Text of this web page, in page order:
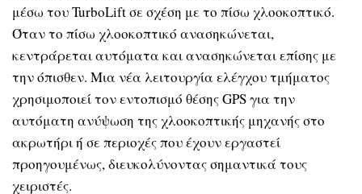
μέσω του TurboLift σε σχέση με το πίσω χλοοκοπτικό.
Όταν το πίσω χλοοκοπτικό ανασηκώνεται,
κεντράρεται αυτόματα και ανασηκώνεται επίσης με
την όπισθεν. Μια νέα λειτουργία ελέγχου τμήματος
χρησιμοποιεί τον εντοπισμό θέσης GPS για την
αυτόματη ανύψωση της χλοοκοπτικής μηχανής στο
ακρωτήρι ή σε περιοχές που έχουν εργαστεί
προηγουμένως, διευκολύνοντας σημαντικά τους
χειριστές.